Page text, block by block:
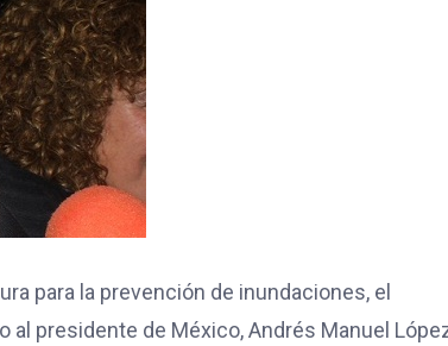
para la prevención de inundaciones, el
al presidente de México, Andrés Manuel